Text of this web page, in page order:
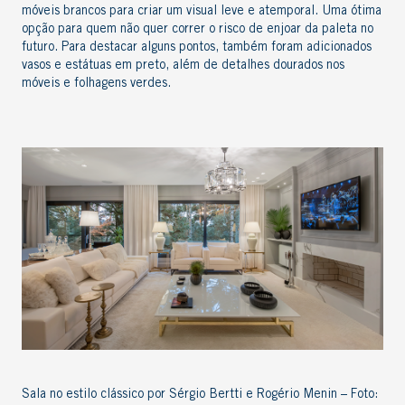
móveis brancos para criar um visual leve e atemporal. Uma ótima
opção para quem não quer correr o risco de enjoar da paleta no
futuro. Para destacar alguns pontos, também foram adicionados
vasos e estátuas em preto, além de detalhes dourados nos
móveis e folhagens verdes.
Sala no estilo clássico por Sérgio Bertti e Rogério Menin – Foto: